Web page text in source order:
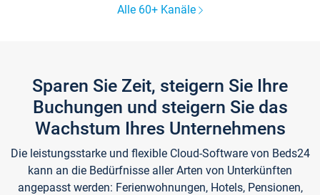
Alle 60+ Kanäle
Sparen Sie Zeit, steigern Sie Ihre
Buchungen und steigern Sie das
Wachstum Ihres Unternehmens
Die leistungsstarke und flexible Cloud-Software von Beds24
kann an die Bedürfnisse aller Arten von Unterkünften
angepasst werden: Ferienwohnungen, Hotels, Pensionen,